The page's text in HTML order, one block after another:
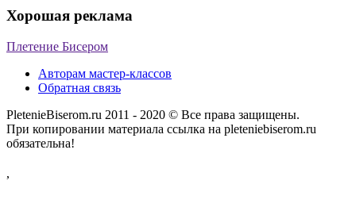
Хорошая реклама
Плетение Бисером
Авторам мастер-классов
Обратная связь
PletenieBiserom.ru 2011 - 2020 © Все права защищены.
При копировании материала ссылка на pleteniebiserom.ru
обязательна!
,